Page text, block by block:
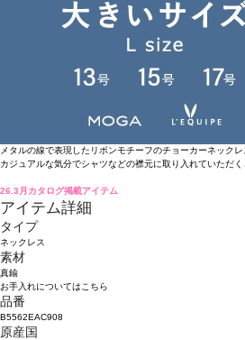
(税込)
カラー・サイズを選択する
メタルの線で表現したリボンモチーフのチョーカーネックレ
カジュアルな気分でシャツなどの襟元に取り入れていただく
26.3月カタログ掲載アイテム
アイテム詳細
タイプ
ネックレス
素材
真鍮
お手入れについてはこちら
品番
B5562EAC908
原産国